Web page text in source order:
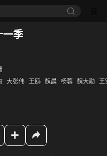
一季
大张伟 王鸥 魏晨 杨蓉 魏大勋
王